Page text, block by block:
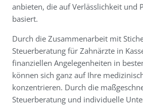
anbieten, die auf Verlässlichkeit und
basiert.
Durch die Zusammenarbeit mit
Steuerberatung für Zahnärzte in
finanziellen Angelegenheiten in
können sich ganz auf Ihre
konzentrieren. Durch die
Steuerberatung und individuelle